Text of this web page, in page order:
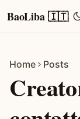
BaoLiba 🇮🇹
Home Posts